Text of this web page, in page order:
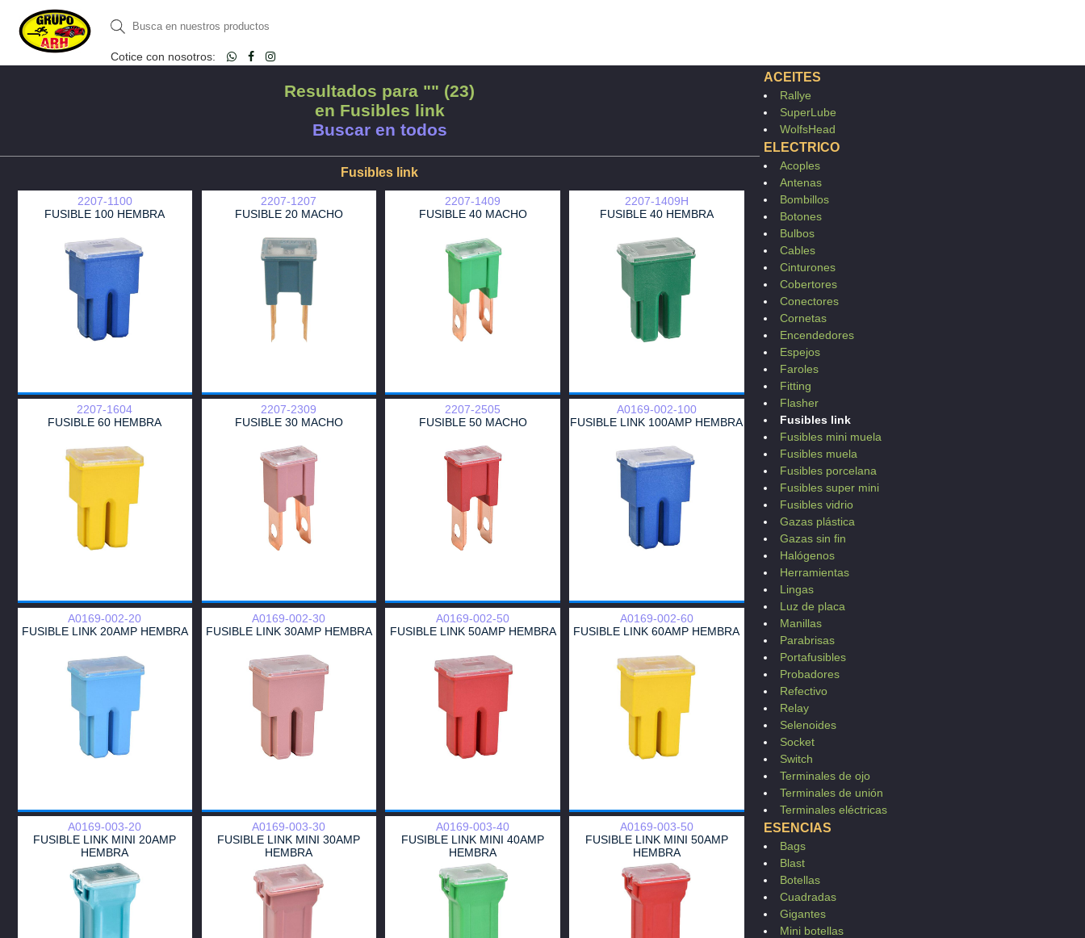
Cotice con nosotros:
ACEITES
Rallye
SuperLube
WolfsHead
ELECTRICO
Acoples
Antenas
Bombillos
Botones
Bulbos
Cables
Cinturones
Cobertores
Conectores
Cornetas
Encendedores
Espejos
Faroles
Fitting
Flasher
Fusibles link
Fusibles mini muela
Fusibles muela
Fusibles porcelana
Fusibles super mini
Fusibles vidrio
Gazas plástica
Gazas sin fin
Halógenos
Herramientas
Lingas
Luz de placa
Manillas
Parabrisas
Portafusibles
Probadores
Refectivo
Relay
Selenoides
Socket
Switch
Terminales de ojo
Terminales de unión
Terminales eléctricas
ESENCIAS
Bags
Blast
Botellas
Cuadradas
Gigantes
Mini botellas
Resultados para "" (23)
en Fusibles link
Buscar en todos
Fusibles link
2207-1100
FUSIBLE 100 HEMBRA
2207-1207
FUSIBLE 20 MACHO
2207-1409
FUSIBLE 40 MACHO
2207-1409H
FUSIBLE 40 HEMBRA
2207-1604
FUSIBLE 60 HEMBRA
2207-2309
FUSIBLE 30 MACHO
2207-2505
FUSIBLE 50 MACHO
A0169-002-100
FUSIBLE LINK 100AMP HEMBRA
A0169-002-20
FUSIBLE LINK 20AMP HEMBRA
A0169-002-30
FUSIBLE LINK 30AMP HEMBRA
A0169-002-50
FUSIBLE LINK 50AMP HEMBRA
A0169-002-60
FUSIBLE LINK 60AMP HEMBRA
A0169-003-20
FUSIBLE LINK MINI 20AMP
HEMBRA
A0169-003-30
FUSIBLE LINK MINI 30AMP
HEMBRA
A0169-003-40
FUSIBLE LINK MINI 40AMP
HEMBRA
A0169-003-50
FUSIBLE LINK MINI 50AMP
HEMBRA